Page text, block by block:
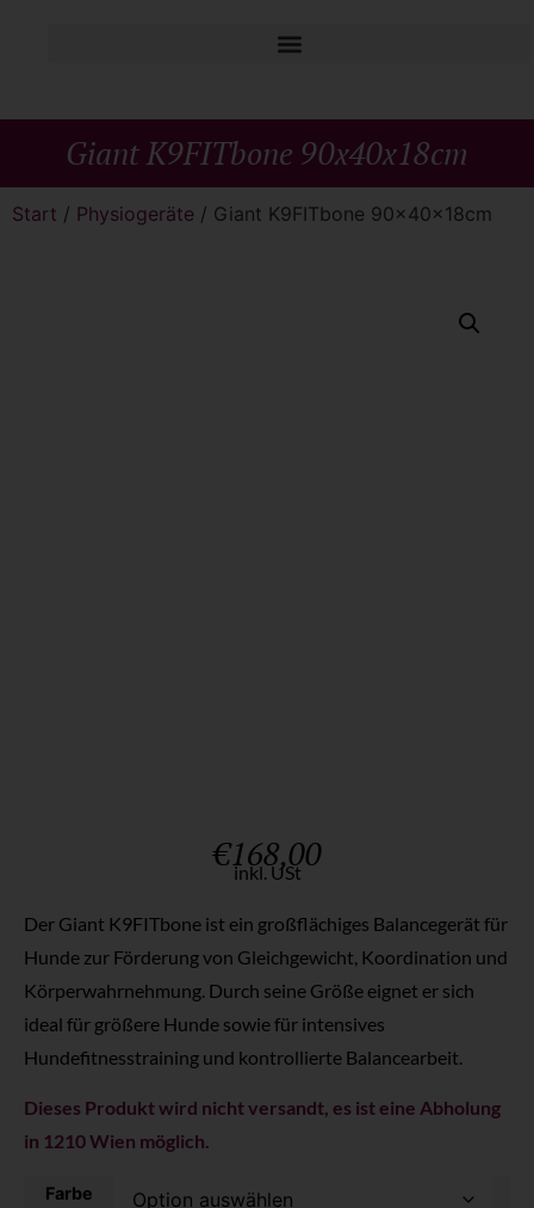
Giant K9FITbone 90x40x18cm
Start / Physiogeräte / Giant K9FITbone 90x40x18cm
€168,00
inkl. USt
Der Giant K9FITbone ist ein großflächiges Balancegerät für
Hunde zur Förderung von Gleichgewicht, Koordination und
Körperwahrnehmung. Durch seine Größe eignet er sich
ideal für größere Hunde sowie für intensives
Hundefitnesstraining und kontrollierte Balancearbeit.
Dieses Produkt wird nicht versandt, es ist eine Abholung
in 1210 Wien möglich.
Farbe